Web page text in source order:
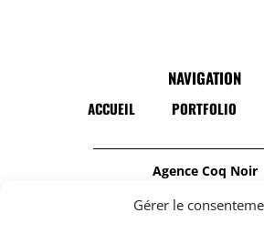
Gérer le
NAVIGATION
ACCUEIL PORTFOLIO
Agence Coq Noir
Notre agence de